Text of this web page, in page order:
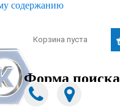
содержанию
Корзина пуста
Форма поиска